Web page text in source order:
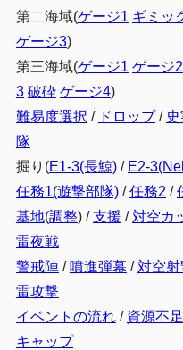
第二海域(ゲージ1 ギミッ
ゲージ3)
第三海域(ゲージ1 ゲージ2
3 破砕 ゲージ4)
難易度選択 / ドロップ/
隊
掘り(E1-3(長鯨)/ E2-
任務1(遊撃部隊)/任務2 /
基地(調整) /支援 /対空カ
雷夜戦
警戒陣/ 噴進弾幕 /対空
雷攻撃
イベントの流れ/ 資源不
キャップ
3.2.1 Sマス
3.4 ギミック2(Gマス・
3.5.1 Sマス Rマ
3.6 第三ボス(Zマス)
4 第三海域:ジブラルタ
4.1 第一ボス(Iマス)
第二ボス(Oマス)
4.3